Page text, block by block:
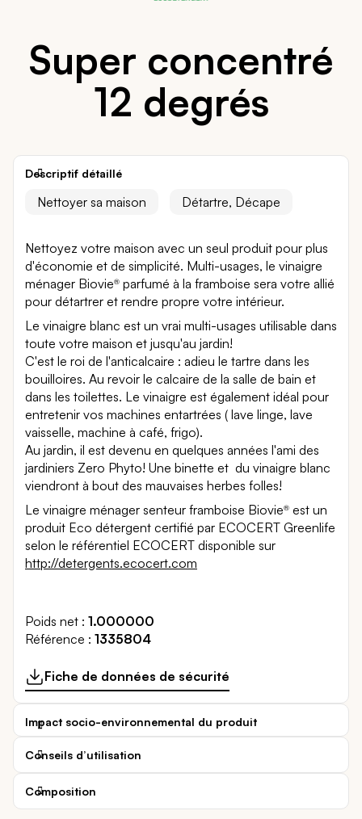
Super concentré
12 degrés
Descriptif détaillé
Nettoyer sa maison Détartre, Décape
Nettoyez votre maison avec un seul produit pour plus
d'économie et de simplicité. Multi-usages, le vinaigre
ménager Biovie® parfumé à la framboise sera votre allié
pour détartrer et rendre propre votre intérieur.
Le vinaigre blanc est un vrai multi-usages utilisable dans
toute votre maison et jusqu'au jardin!
C'est le roi de l'anticalcaire : adieu le tartre dans les
bouilloires. Au revoir le calcaire de la salle de bain et
dans les toilettes. Le vinaigre est également idéal pour
entretenir vos machines entartrées ( lave linge, lave
vaisselle, machine à café, frigo).
Au jardin, il est devenu en quelques années l'ami des
jardiniers Zero Phyto! Une binette et du vinaigre blanc
viendront à bout des mauvaises herbes folles!
Le vinaigre ménager senteur framboise Biovie® est un
produit Eco détergent certifié par ECOCERT Greenlife
selon le référentiel ECOCERT disponible sur
http://detergents.ecocert.com
Poids net 1.000000
Référence
1335804
Fiche de données de sécurité
Impact socio-environnemental du produit
Conseils d’utilisation
Composition